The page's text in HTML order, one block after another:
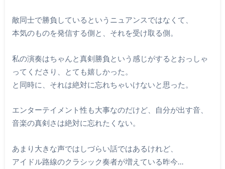
敵同士で勝負しているというニュアンスではなくて、
本気のものを発信する側と、それを受け取る側。
私の演奏はちゃんと真剣勝負という感じがするとおっしゃ
ってくださり、とても嬉しかった。
と同時に、それは絶対に忘れちゃいけないと思った。
エンターテイメント性も大事なのだけど、自分が出す音、
音楽の真剣さは絶対に忘れたくない。
あまり大きな声ではしづらい話ではあるけれど、
アイドル路線のクラシック奏者が増えている昨今…